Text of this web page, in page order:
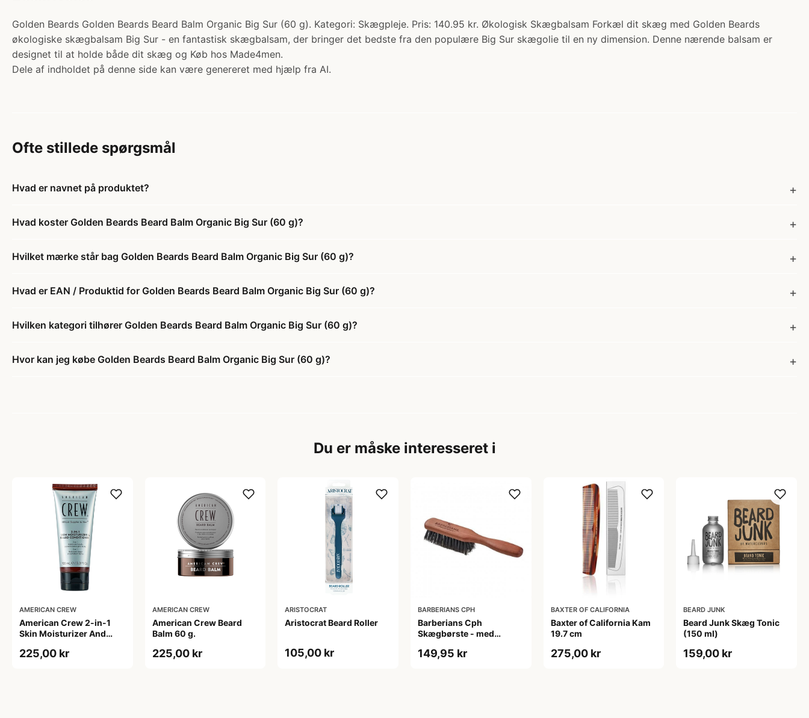
Golden Beards Golden Beards Beard Balm Organic Big Sur (60 g). Kategori: Skægpleje. Pris: 140.95 kr. Økologisk Skægbalsam Forkæl dit skæg med Golden Beards
økologiske skægbalsam Big Sur - en fantastisk skægbalsam, der bringer det bedste fra den populære Big Sur skægolie til en ny dimension. Denne nærende balsam er
designet til at holde både dit skæg og Køb hos Made4men.
Dele af indholdet på denne side kan være genereret med hjælp fra AI.
Ofte stillede spørgsmål
Hvad er navnet på produktet?
Hvad koster Golden Beards Beard Balm Organic Big Sur (60 g)?
Hvilket mærke står bag Golden Beards Beard Balm Organic Big Sur (60 g)?
Hvad er EAN / Produktid for Golden Beards Beard Balm Organic Big Sur (60 g)?
Hvilken kategori tilhører Golden Beards Beard Balm Organic Big Sur (60 g)?
Hvor kan jeg købe Golden Beards Beard Balm Organic Big Sur (60 g)?
Du er måske interesseret i
AMERICAN CREW
American Crew 2-in-1
Skin Moisturizer And
ml)
225,00 kr
AMERICAN CREW
American Crew Beard
Balm 60 g.
225,00 kr
ARISTOCRAT
Aristocrat Beard Roller
105,00 kr
BARBERIANS CPH
Barberians Cph
Skægbørste - med
149,95 kr
BAXTER OF CALIFORNIA
Baxter of California Kam
19.7 cm
275,00 kr
BEARD JUNK
Beard Junk Skæg Tonic
(150 ml)
159,00 kr